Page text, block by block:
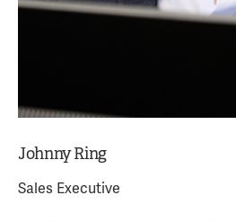
Johnny Ring
Sales Executive